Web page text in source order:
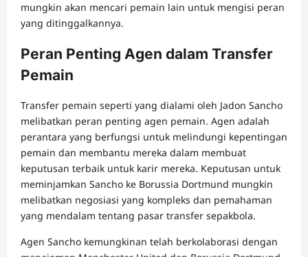
mungkin akan mencari pemain lain untuk mengisi peran
yang ditinggalkannya.
Peran Penting Agen dalam Transfer
Pemain
Transfer pemain seperti yang dialami oleh Jadon Sancho
melibatkan peran penting agen pemain. Agen adalah
perantara yang berfungsi untuk melindungi kepentingan
pemain dan membantu mereka dalam membuat
keputusan terbaik untuk karir mereka. Keputusan untuk
meminjamkan Sancho ke Borussia Dortmund mungkin
melibatkan negosiasi yang kompleks dan pemahaman
yang mendalam tentang pasar transfer sepakbola.
Agen Sancho kemungkinan telah berkolaborasi dengan